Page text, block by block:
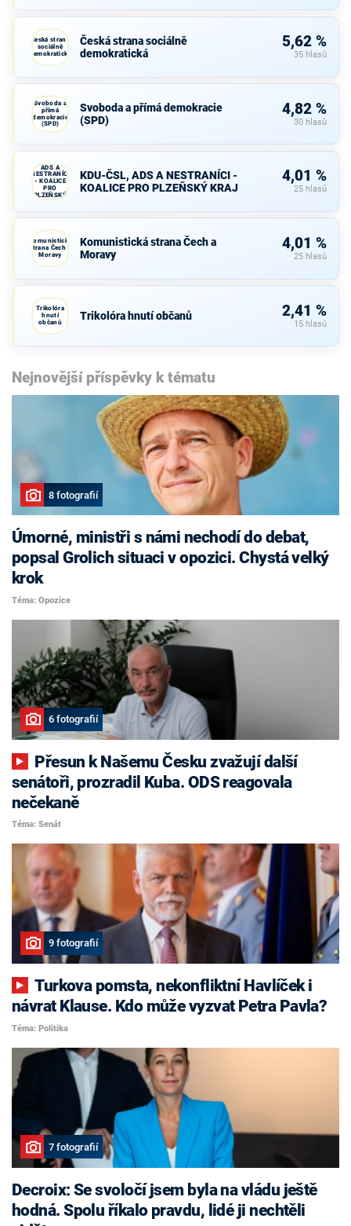
Česká strana
sociálně
demokratická
Česká strana sociálně
demokratická
5,62 %
35 hlasů
Svoboda a
přímá
demokracie
(SPD)
Svoboda a přímá demokracie
(SPD)
4,82 %
30 hlasů
ADS A
NESTRANÍCI
- KOALICE
PRO
PLZEŇSKÝ
KRAJ
KDU-ČSL, ADS A NESTRANÍCI -
KOALICE PRO PLZEŇSKÝ KRAJ
4,01 %
25 hlasů
Komunistická
strana Čech a
Moravy
Komunistická strana Čech a
Moravy
4,01 %
25 hlasů
Trikolóra
hnutí
občanů
Trikolóra hnutí občanů 2,41 %
15 hlasů
Nejnovější příspěvky k tématu
8 fotografií
Úmorné, ministři s námi nechodí do debat,
popsal Grolich situaci v opozici. Chystá velký
krok
Téma: Opozice
6 fotografií
senátoři, prozradil Kuba. ODS reagovala
nečekaně
Téma: Senát
9 fotografií
Turkova pomsta, nekonfliktní Havlíček i
návrat Klause. Kdo může vyzvat Petra Pavla?
Téma: Politika
7 fotografií
Decroix: Se svoločí jsem byla na vládu ještě
hodná. Spolu říkalo pravdu, lidé ji nechtěli